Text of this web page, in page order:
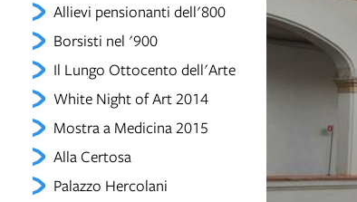
Allievi pensionanti dell'800
Borsisti nel '900
Il Lungo Ottocento dell'Arte
White Night of Art 2014
Mostra a Medicina 2015
Alla Certosa
Palazzo Hercolani